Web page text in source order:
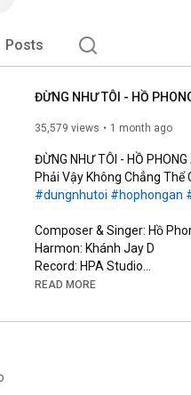
Posts
35,579 views 1 month ago
ĐỪNG NHƯ TÔI - HỒ
#dungnhutoi #hophongan
Composer & Singer: Hồ
Harmon: Khánh Jay D
Record: HPA Studio
Mix Master & Background
Screenwriter: Võ Thị Bích
READ MORE